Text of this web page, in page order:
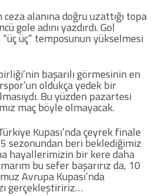
ceza alanına doğru uzattığı topa
gole adını yazdırdı. Gol
üç” temposunun yükselmesi
başarılı görmesinin en
oldukça yedek bir
Bu yüzden pazartesi
maç böyle olmayacak.
Kupası’nda çeyrek finale
sezonundan beri beklediğimiz
hayallerimizin bir kere daha
bu sefer başarırız da, 10
Avrupa Kupası’nda
gerçekleştiririz…